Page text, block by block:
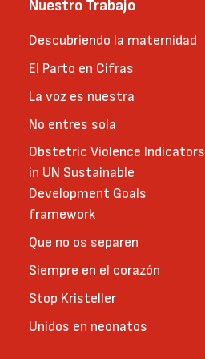
Nuestro Trabajo
Descubriendo la maternidad
El Parto en Cifras
La voz es nuestra
No entres sola
Obstetric Violence Indicators
in UN Sustainable
Development Goals
framework
Que no os separen
Siempre en el corazón
Stop Kristeller
Unidos en neonatos